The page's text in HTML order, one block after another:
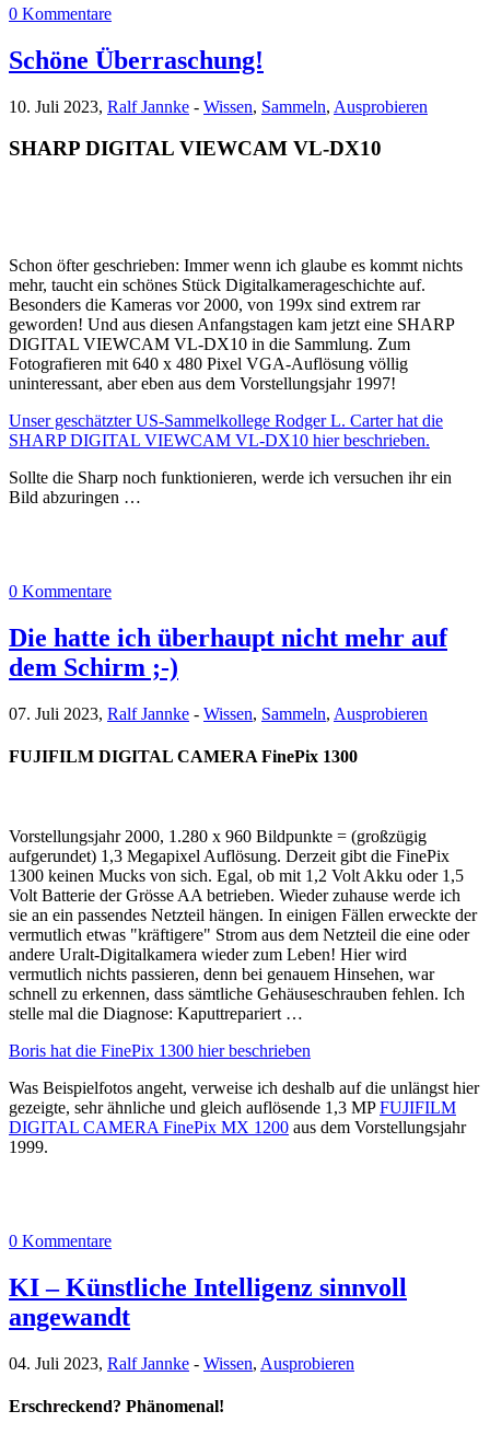
0 Kommentare
Schöne Überraschung!
10. Juli 2023, Ralf Jannke - Wissen, Sammeln, Ausprobieren
SHARP DIGITAL VIEWCAM VL-DX10
Schon öfter geschrieben: Immer wenn ich glaube es kommt nichts
mehr, taucht ein schönes Stück Digitalkamerageschichte auf.
Besonders die Kameras vor 2000, von 199x sind extrem rar
geworden! Und aus diesen Anfangstagen kam jetzt eine SHARP
DIGITAL VIEWCAM VL-DX10 in die Sammlung. Zum
Fotografieren mit 640 x 480 Pixel VGA-Auflösung völlig
uninteressant, aber eben aus dem Vorstellungsjahr 1997!
Unser geschätzter US-Sammelkollege Rodger L. Carter hat die
SHARP DIGITAL VIEWCAM VL-DX10 hier beschrieben.
Sollte die Sharp noch funktionieren, werde ich versuchen ihr ein
Bild abzuringen …
0 Kommentare
Die hatte ich überhaupt nicht mehr auf
dem Schirm ;-)
07. Juli 2023, Ralf Jannke - Wissen, Sammeln, Ausprobieren
FUJIFILM DIGITAL CAMERA FinePix 1300
Vorstellungsjahr 2000, 1.280 x 960 Bildpunkte = (großzügig
aufgerundet) 1,3 Megapixel Auflösung. Derzeit gibt die FinePix
1300 keinen Mucks von sich. Egal, ob mit 1,2 Volt Akku oder 1,5
Volt Batterie der Grösse AA betrieben. Wieder zuhause werde ich
sie an ein passendes Netzteil hängen. In einigen Fällen erweckte der
vermutlich etwas "kräftigere" Strom aus dem Netzteil die eine oder
andere Uralt-Digitalkamera wieder zum Leben! Hier wird
vermutlich nichts passieren, denn bei genauem Hinsehen, war
schnell zu erkennen, dass sämtliche Gehäuseschrauben fehlen. Ich
stelle mal die Diagnose: Kaputtrepariert …
Boris hat die FinePix 1300 hier beschrieben
Was Beispielfotos angeht, verweise ich deshalb auf die unlängst hier
gezeigte, sehr ähnliche und gleich auflösende 1,3 MPFUJIFILM
DIGITAL CAMERA FinePix MX 1200 aus dem Vorstellungsjahr
1999.
0 Kommentare
KI – Künstliche Intelligenz sinnvoll
angewandt
04. Juli 2023, Ralf Jannke - Wissen, Ausprobieren
Erschreckend? Phänomenal!